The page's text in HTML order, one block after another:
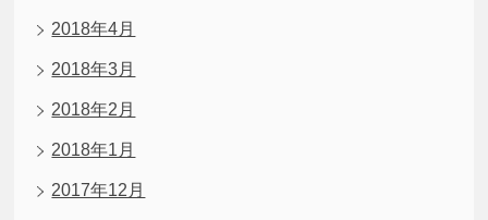
2018年4月
2018年3月
2018年2月
2018年1月
2017年12月